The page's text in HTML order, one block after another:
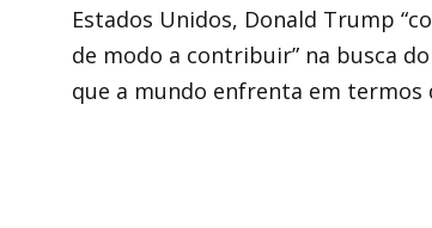
Estados Unidos, Donald Trump
de modo a contribuir” na busca
que a mundo enfrenta em termos